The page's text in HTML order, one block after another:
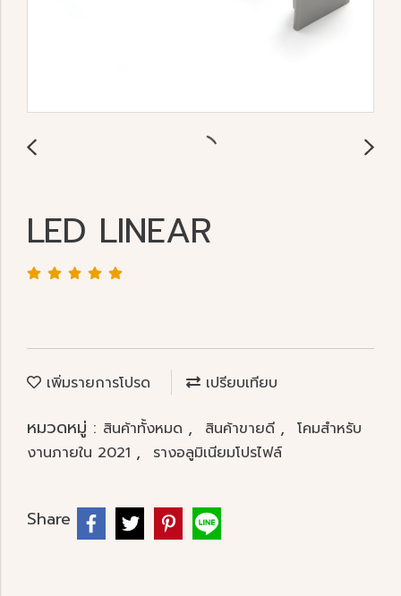
LED LINEAR
เพิ่มรายการโปรด เปรียบเทียบ
หมวดหมู่ : สินค้าทั้งหมด , สินค้าขายดี ,
โคมสำหรับ
งานภายใน 2021 , รางอลูมิเนียมโปรไฟล์
Share